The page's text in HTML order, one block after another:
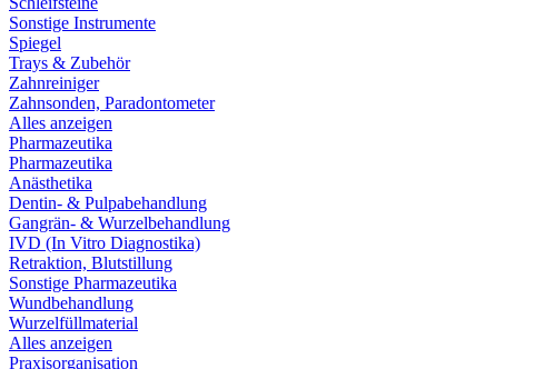
Sonstige Instrumente
Spiegel
Trays & Zubehör
Zahnreiniger
Zahnsonden, Paradontometer
Alles anzeigen
Pharmazeutika
Pharmazeutika
Anästhetika
Dentin- & Pulpabehandlung
Gangrän- & Wurzelbehandlung
IVD (In Vitro Diagnostika)
Retraktion, Blutstillung
Sonstige Pharmazeutika
Wundbehandlung
Wurzelfüllmaterial
Alles anzeigen
Praxisorganisation